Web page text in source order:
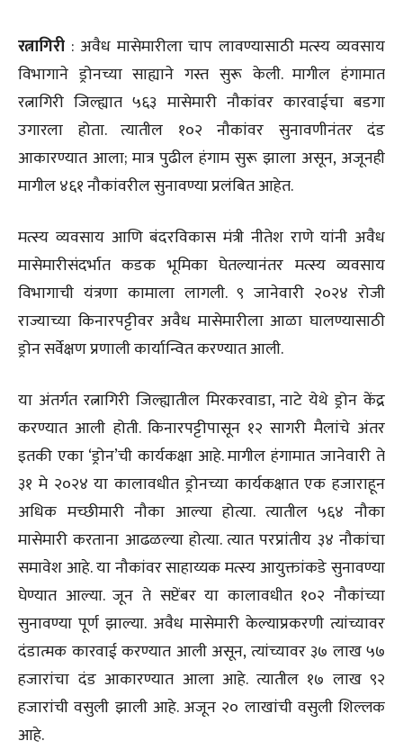
रत्नागिरी : अवैध मासेमारीला चाप लावण्यासाठी मत्स्य व्यवसाय
विभागाने ड्रोनच्या साह्याने गस्त सुरू केली. मागील हंगामात
रत्नागिरी जिल्ह्यात ५६३ मासेमारी नौकांवर कारवाईचा बडगा
उगारला होता. त्यातील १०२ नौकांवर सुनावणीनंतर दंड
आकारण्यात आला; मात्र पुढील हंगाम सुरू झाला असून, अजूनही
मागील ४६१ नौकांवरील सुनावण्या प्रलंबित आहेत.
मत्स्य व्यवसाय आणि बंदरविकास मंत्री नीतेश राणे यांनी अवैध
मासेमारीसंदर्भात कडक भूमिका घेतल्यानंतर मत्स्य व्यवसाय
विभागाची यंत्रणा कामाला लागली. ९ जानेवारी २०२४ रोजी
राज्याच्या किनारपट्टीवर अवैध मासेमारीला आळा घालण्यासाठी
ड्रोन सर्वेक्षण प्रणाली कार्यान्वित करण्यात आली.
या अंतर्गत रत्नागिरी जिल्ह्यातील मिरकरवाडा, नाटे येथे ड्रोन केंद्र
करण्यात आली होती. किनारपट्टीपासून १२ सागरी मैलांचे अंतर
इतकी एका ‘ड्रोन’ची कार्यकक्षा आहे. मागील हंगामात जानेवारी ते
३१ मे २०२४ या कालावधीत ड्रोनच्या कार्यकक्षात एक हजाराहून
अधिक मच्छीमारी नौका आल्या होत्या. त्यातील ५६४ नौका
मासेमारी करताना आढळल्या होत्या. त्यात परप्रांतीय ३४ नौकांचा
समावेश आहे. या नौकांवर साहाय्यक मत्स्य आयुक्तांकडे सुनावण्या
घेण्यात आल्या. जून ते सप्टेंबर या कालावधीत १०२ नौकांच्या
सुनावण्या पूर्ण झाल्या. अवैध मासेमारी केल्याप्रकरणी त्यांच्यावर
दंडात्मक कारवाई करण्यात आली असून, त्यांच्यावर ३७ लाख ५७
हजारांचा दंड आकारण्यात आला आहे. त्यातील १७ लाख ९२
हजारांची वसुली झाली आहे. अजून २० लाखांची वसुली शिल्लक
आहे.